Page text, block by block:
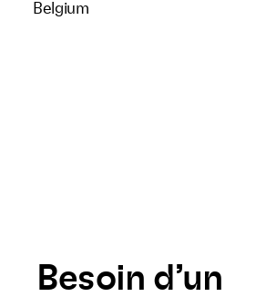
Belgium
Besoin d’un